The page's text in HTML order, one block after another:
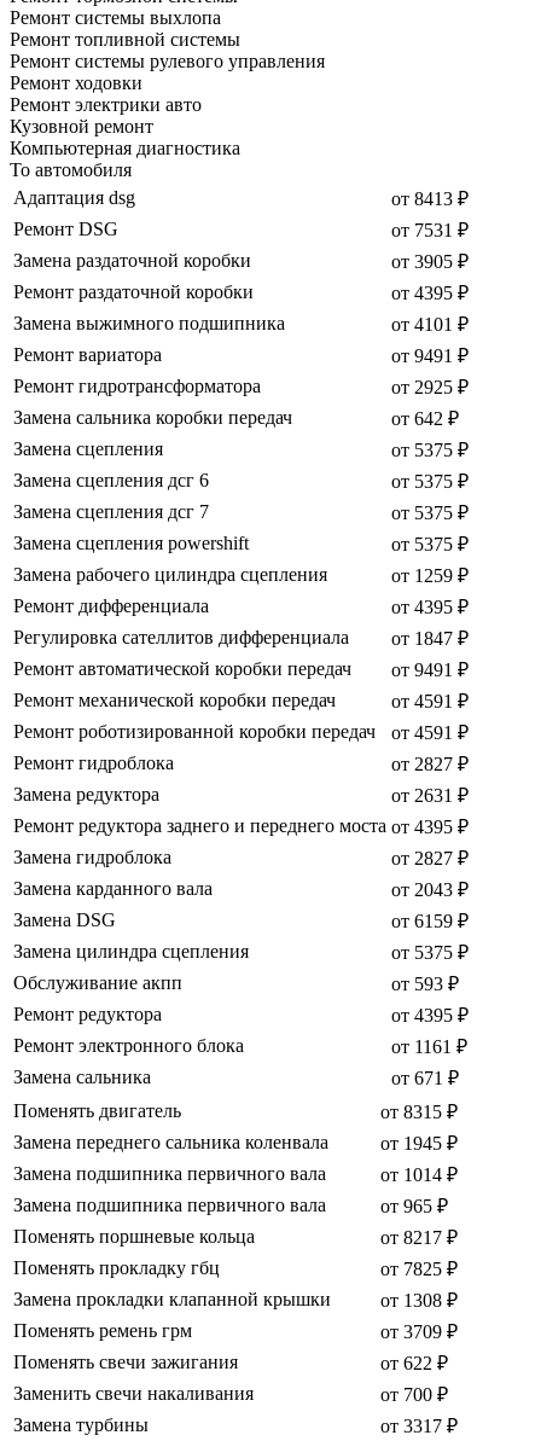
Ремонт системы выхлопа
Ремонт топливной системы
Ремонт системы рулевого управления
Ремонт ходовки
Ремонт электрики авто
Кузовной ремонт
Компьютерная диагностика
То автомобиля
Адаптация dsg
от 8413 ₽
Ремонт DSG
от 7531 ₽
Замена раздаточной коробки
от 3905 ₽
Ремонт раздаточной коробки
от 4395 ₽
Замена выжимного подшипника
от 4101 ₽
Ремонт вариатора
от 9491 ₽
Ремонт гидротрансформатора
от 2925 ₽
Замена сальника коробки передач
от 642 ₽
Замена сцепления
от 5375 ₽
Замена сцепления дсг 6
от 5375 ₽
Замена сцепления дсг 7
от 5375 ₽
Замена сцепления powershift
от 5375 ₽
Замена рабочего цилиндра сцепления
от 1259 ₽
Ремонт дифференциала
от 4395 ₽
Регулировка сателлитов дифференциала
от 1847 ₽
Ремонт автоматической коробки передач
от 9491 ₽
Ремонт механической коробки передач
от 4591 ₽
Ремонт роботизированной коробки передач
от 4591 ₽
Ремонт гидроблока
от 2827 ₽
Замена редуктора
от 2631 ₽
Ремонт редуктора заднего и переднего моста от 4395 ₽
Замена гидроблока
от 2827 ₽
Замена карданного вала
от 2043 ₽
Замена DSG
от 6159 ₽
Замена цилиндра сцепления
от 5375 ₽
Обслуживание акпп
от 593 ₽
Ремонт редуктора
от 4395 ₽
Ремонт электронного блока
от 1161 ₽
Замена сальника
от 671 ₽
Поменять двигатель
от 8315 ₽
Замена переднего сальника коленвала
от 1945 ₽
Замена подшипника первичного вала
от 1014 ₽
Замена подшипника первичного вала
от 965 ₽
Поменять поршневые кольца
от 8217 ₽
Поменять прокладку гбц
от 7825 ₽
Замена прокладки клапанной крышки
от 1308 ₽
Поменять ремень грм
от 3709 ₽
Поменять свечи зажигания
от 622 ₽
Заменить свечи накаливания
от 700 ₽
Замена турбины
от 3317 ₽